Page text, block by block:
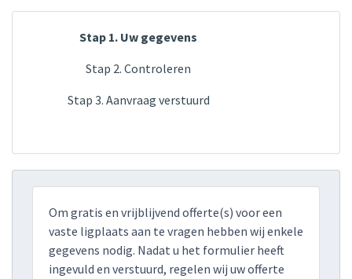
Stap 1. Uw gegevens
Stap 2. Controleren
Stap 3. Aanvraag verstuurd
Om gratis en vrijblijvend offerte(s) voor een
vaste ligplaats aan te vragen hebben wij enkele
gegevens nodig. Nadat u het formulier heeft
ingevuld en verstuurd, regelen wij uw offerte